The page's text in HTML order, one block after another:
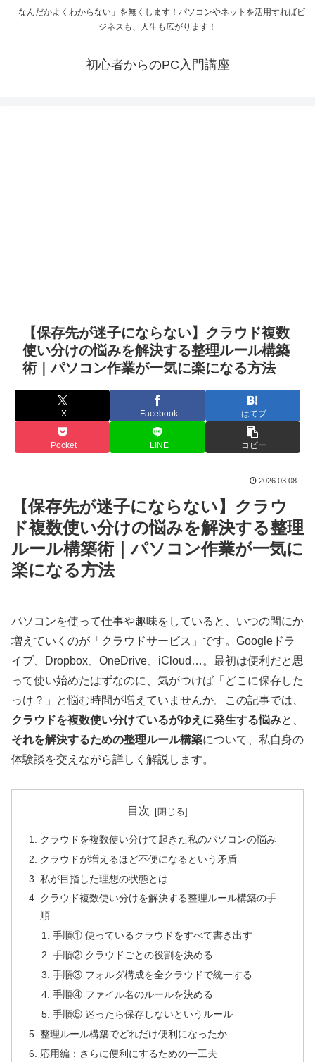
「なんだかよくわからない」を無くします！パソコンやネットを活用すればビ
ジネスも、人生も広がります！
初心者からのPC入門講座
【保存先が迷子にならない】クラウド複数
使い分けの悩みを解決する整理ルール構築
術｜パソコン作業が一気に楽になる方法
X Facebook はてブ
Pocket LINE コピー
2026.03.08
【保存先が迷子にならない】クラウ
ド複数使い分けの悩みを解決する整理
ルール構築術｜パソコン作業が一気に
楽になる方法
パソコンを使って仕事や趣味をしていると、いつの間にか
増えていくのが「クラウドサービス」です。Googleドラ
イブ、Dropbox、OneDrive、iCloud…。最初は便利だと思
って使い始めたはずなのに、気がつけば「どこに保存した
っけ？」と悩む時間が増えていませんか。この記事では、
クラウドを複数使い分けているがゆえに発生する悩みと、
それを解決するための整理ルール構築について、私自身の
体験談を交えながら詳しく解説します。
目次
クラウドを複数使い分けて起きた私のパソコンの悩み
クラウドが増えるほど不便になるという矛盾
私が目指した理想の状態とは
クラウド複数使い分けを解決する整理ルール構築の手
順
手順① 使っているクラウドをすべて書き出す
手順② クラウドごとの役割を決める
手順③ フォルダ構成を全クラウドで統一する
手順④ ファイル名のルールを決める
手順⑤ 迷ったら保存しないというルール
整理ルール構築でどれだけ便利になったか
応用編：さらに便利にするための一工夫